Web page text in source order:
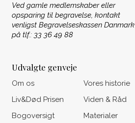
Ved gamle medlemskaber eller
opsparing til begravelse, kontakt
venligst Begravelseskassen Danmark
på tlf.: 33 36 49 88
Udvalgte genveje
Om os
Liv&Død Prisen
Bogoversigt
Vores historie
Viden & Råd
Materialer